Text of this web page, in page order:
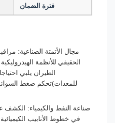
فترة الضمان
مجال الأتمتة الصناعية: مراقبة
الحقيقي للأنظمة الهيدروليكية /
الطيران يلبي احتياجات
للمعدات)تحكم ضغط السوائل في
صناعة النفط والكيمياء: الكشف عن
في خطوط الأنابيب الكيميائية /